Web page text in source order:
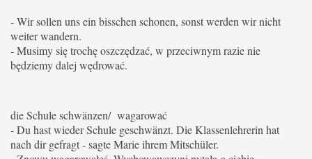
- Wir sollen uns ein bisschen schonen, sonst werden wir nicht
weiter wandern.
- Musimy się trochę oszczędzać, w przeciwnym razie nie
będziemy dalej wędrować.
die Schule schwänzen/ wagarować
- Du hast wieder Schule geschwänzt. Die Klassenlehrerin hat
nach dir gefragt - sagte Marie ihrem Mitschüler.